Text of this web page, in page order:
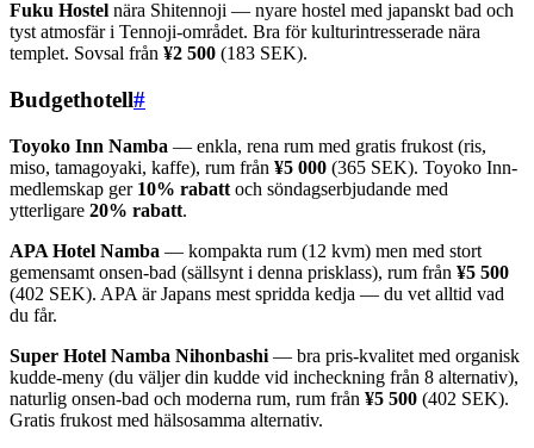
Fuku Hostel nära Shitennoji — nyare hostel med japanskt bad och
tyst atmosfär i Tennoji-området. Bra för kulturintresserade nära
templet. Sovsal från ¥2 500 (183 SEK).
Budgethotell#
Toyoko Inn Namba — enkla, rena rum med gratis frukost (ris,
miso, tamagoyaki, kaffe), rum från ¥5 000 (365 SEK). Toyoko Inn-
medlemskap ger 10% rabatt och söndagserbjudande med
ytterligare 20% rabatt.
APA Hotel Namba — kompakta rum (12 kvm) men med stort
gemensamt onsen-bad (sällsynt i denna prisklass), rum från ¥5 500
(402 SEK). APA är Japans mest spridda kedja — du vet alltid vad
du får.
Super Hotel Namba Nihonbashi — bra pris-kvalitet med organisk
kudde-meny (du väljer din kudde vid incheckning från 8 alternativ),
naturlig onsen-bad och moderna rum, rum från ¥5 500 (402 SEK).
Gratis frukost med hälsosamma alternativ.